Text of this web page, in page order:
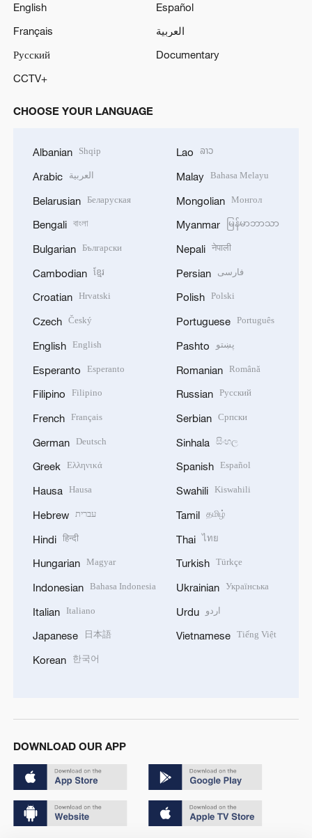
English
Español
Français
العربية
Русский
Documentary
CCTV+
CHOOSE YOUR LANGUAGE
Albanian Shqip
Arabic العربية
Belarusian Беларуская
Bengali বাংলা
Bulgarian Български
Cambodian ខ្មែរ
Croatian Hrvatski
Czech Český
English English
Esperanto Esperanto
Filipino Filipino
French Français
German Deutsch
Greek Ελληνικά
Hausa Hausa
Hebrew עברית
Hindi हिन्दी
Hungarian Magyar
Indonesian Bahasa Indonesia
Italian Italiano
Japanese 日本語
Korean 한국어
Lao ລາວ
Malay Bahasa Melayu
Mongolian Монгол
Myanmar မြန်မာဘာသာ
Nepali नेपाली
Persian فارسی
Polish Polski
Portuguese Português
Pashto پښتو
Romanian Română
Russian Русский
Serbian Српски
Sinhala සිංහල
Spanish Español
Swahili Kiswahili
Tamil தமிழ்
Thai ไทย
Turkish Türkçe
Ukrainian Українська
Urdu اردو
Vietnamese Tiếng Việt
DOWNLOAD OUR APP